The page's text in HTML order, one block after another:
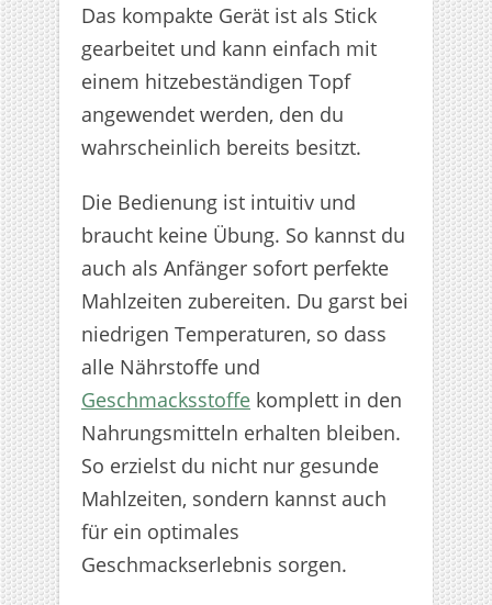
Das kompakte Gerät ist als Stick
gearbeitet und kann einfach mit
einem hitzebeständigen Topf
angewendet werden, den du
wahrscheinlich bereits besitzt.
Die Bedienung ist intuitiv und
braucht keine Übung. So kannst du
auch als Anfänger sofort perfekte
Mahlzeiten zubereiten. Du garst bei
niedrigen Temperaturen, so dass
alle Nährstoffe und
Geschmacksstoffe komplett in den
Nahrungsmitteln erhalten bleiben.
So erzielst du nicht nur gesunde
Mahlzeiten, sondern kannst auch
für ein optimales
Geschmackserlebnis sorgen.